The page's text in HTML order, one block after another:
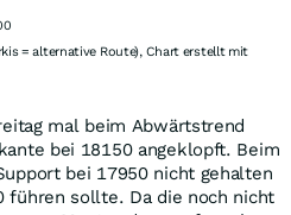
= alternative Route), Chart erstellt mit
mal beim Abwärtstrend
bei 18150 angeklopft. Beim
bei 17950 nicht gehalten
führen sollte. Da die noch nicht